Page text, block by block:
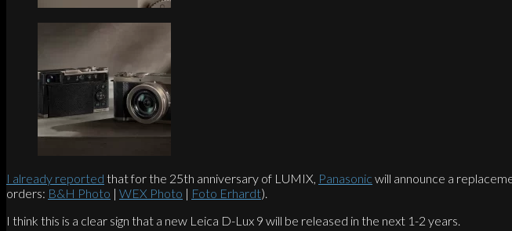
I already reported that for the 25th anniversary of LUMIX, Panasonic will announce a
orders: B&H Photo | WEX Photo | Foto Erhardt).
I think this is a clear sign that a new Leica D-Lux 9 will be released in the next 1-2 years.